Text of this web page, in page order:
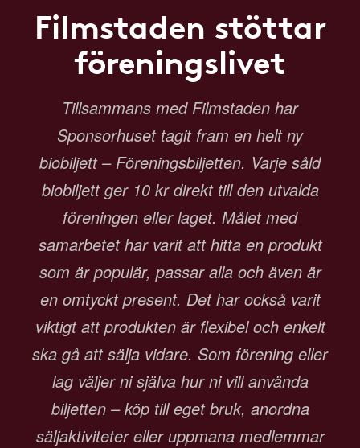
Filmstaden stöttar
föreningslivet
Tillsammans med Filmstaden har
Sponsorhuset tagit fram en helt ny
biobiljett – Föreningsbiljetten. Varje såld
biobiljett ger 10 kr direkt till den utvalda
föreningen eller laget. Målet med
samarbetet har varit att hitta en produkt
som är populär, passar alla och även är
en omtyckt present. Det har också varit
viktigt att produkten är flexibel och enkelt
ska gå att sälja vidare. Som förening eller
lag väljer ni själva hur ni vill använda
biljetten – köp till eget bruk, anordna
säljaktiviteter eller uppmana medlemmar